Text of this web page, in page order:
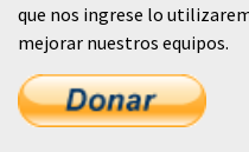
que nos ingrese lo
mejorar nuestros equipos.